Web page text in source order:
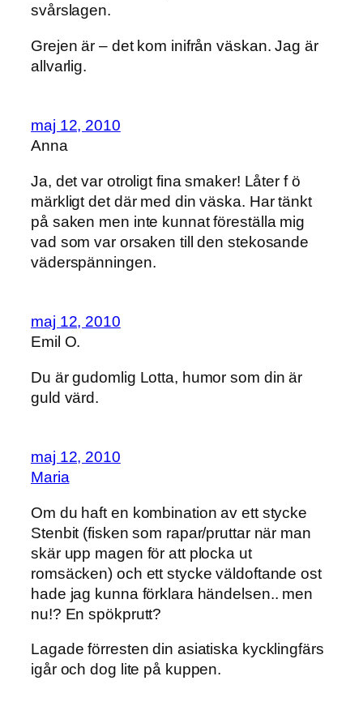
svårslagen.
Grejen är – det kom inifrån väskan. Jag är
allvarlig.
maj 12, 2010
Anna
Ja, det var otroligt fina smaker! Låter f ö
märkligt det där med din väska. Har tänkt
på saken men inte kunnat föreställa mig
vad som var orsaken till den stekosande
väderspänningen.
maj 12, 2010
Emil O.
Du är gudomlig Lotta, humor som din är
guld värd.
maj 12, 2010
Maria
Om du haft en kombination av ett stycke
Stenbit (fisken som rapar/pruttar när man
skär upp magen för att plocka ut
romsäcken) och ett stycke väldoftande ost
hade jag kunna förklara händelsen.. men
nu!? En spökprutt?
Lagade förresten din asiatiska kycklingfärs
igår och dog lite på kuppen.